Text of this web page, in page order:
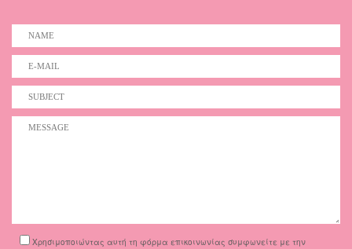
Χρησιμοποιώντας αυτή τη φόρμα επικοινωνίας συμφωνείτε με την